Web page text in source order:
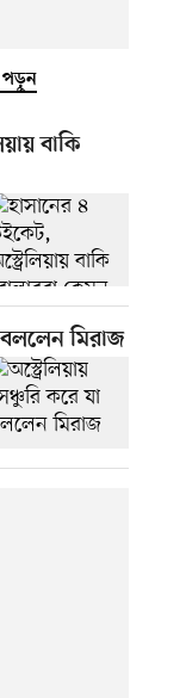
পড়ুন
বাকি
বললেন মিরাজ